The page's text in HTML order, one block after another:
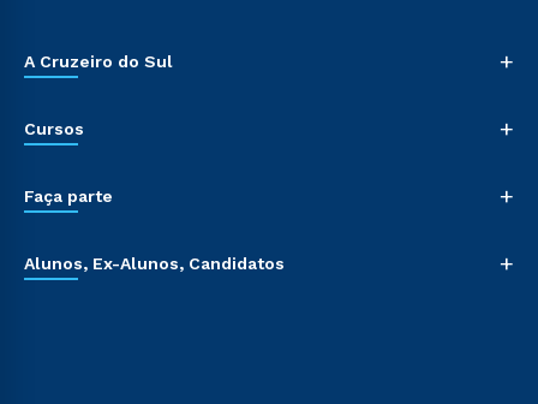
A Cruzeiro do Sul +
Cursos +
Faça parte +
Alunos, Ex-Alunos, Candidatos +